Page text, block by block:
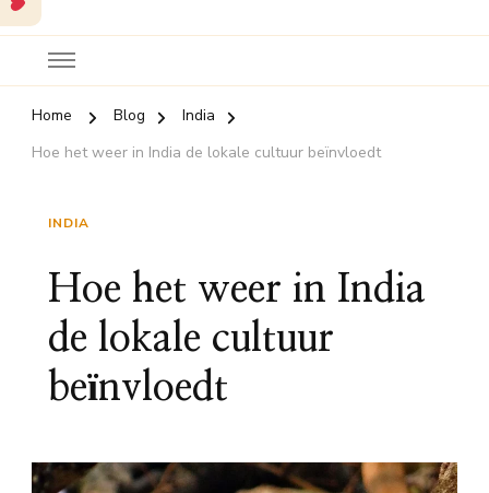
Home Blog
India
Hoe het weer in India de lokale cultuur beïnvloedt
INDIA
Hoe het weer in India
de lokale cultuur
beïnvloedt